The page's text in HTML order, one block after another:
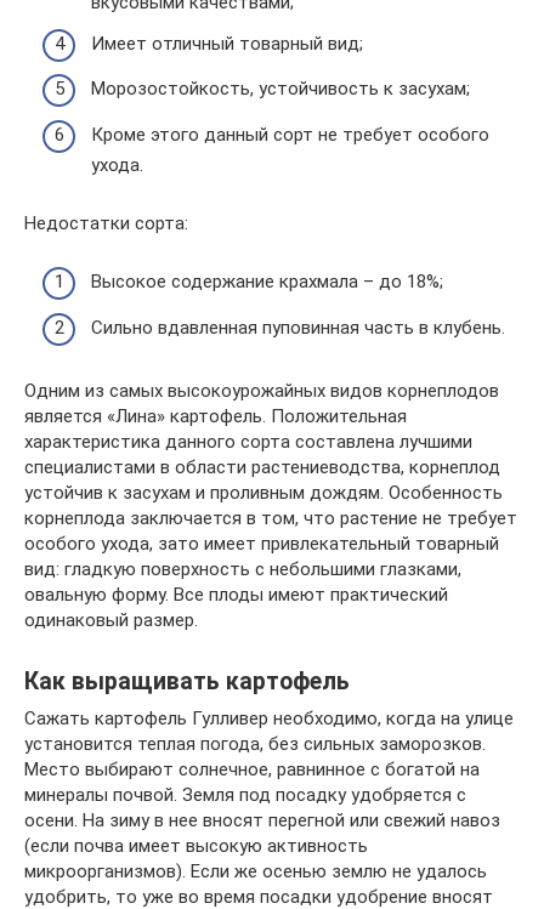
Имеет отличный товарный вид;
Морозостойкость, устойчивость к засухам;
Кроме этого данный сорт не требует особого
ухода.
Недостатки сорта:
Высокое содержание крахмала – до 18%;
Сильно вдавленная пуповинная часть в клубень.
Одним из самых высокоурожайных видов корнеплодов
является «Лина» картофель. Положительная
характеристика данного сорта составлена лучшими
специалистами в области растениеводства, корнеплод
устойчив к засухам и проливным дождям. Особенность
корнеплода заключается в том, что растение не требует
особого ухода, зато имеет привлекательный товарный
вид: гладкую поверхность с небольшими глазками,
овальную форму. Все плоды имеют практический
одинаковый размер.
Как выращивать картофель
Сажать картофель Гулливер необходимо, когда на улице
установится теплая погода, без сильных заморозков.
Место выбирают солнечное, равнинное с богатой на
минералы почвой. Земля под посадку удобряется с
осени. На зиму в нее вносят перегной или свежий навоз
(если почва имеет высокую активность
микроорганизмов). Если же осенью землю не удалось
удобрить, то уже во время посадки удобрение вносят